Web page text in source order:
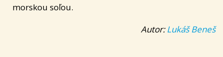
morskou soľou.
Autor:Lukáš Beneš